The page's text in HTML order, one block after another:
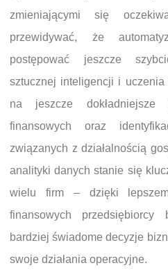
zmieniającymi się
przewidywać, że
postępować jeszcze
sztucznej inteligencji i
na jeszcze dokładniejsze
finansowych oraz
związanych z działalnością
analityki danych stanie się
wielu firm – dzięki
finansowych przedsiębiorcy
bardziej świadome decyzje
swoje działania operacyjne.